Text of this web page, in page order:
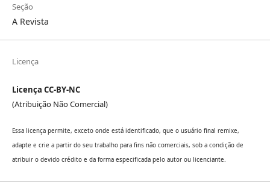
Seção
A Revista
Licença
Licença CC-BY-NC
(Atribuição Não Comercial)
Essa licença permite, exceto onde está identificado, que o usuário final remixe,
adapte e crie a partir do seu trabalho para fins não comerciais, sob a condição de
atribuir o devido crédito e da forma especificada pelo autor ou licenciante.